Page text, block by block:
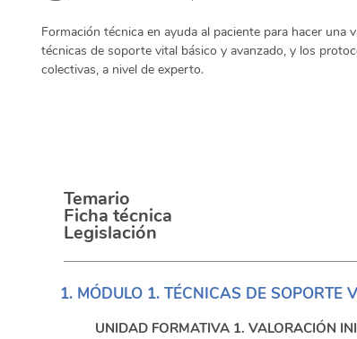
Formación técnica en ayuda al paciente para hacer una
técnicas de soporte vital básico y avanzado, y los
colectivas, a nivel de experto.
Temario
Ficha técnica
Legislación
MÓDULO 1. TÉCNICAS DE
UNIDAD FORMATIVA 1. VALORACIÓN